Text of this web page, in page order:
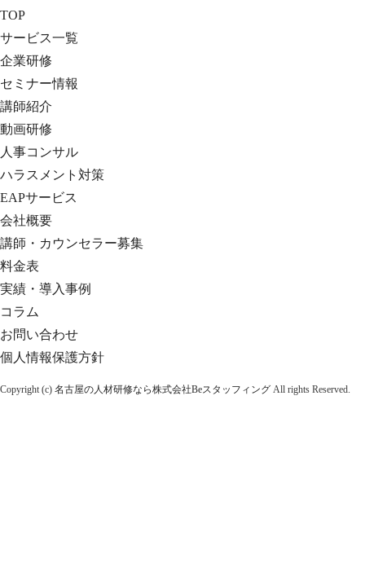
TOP
サービス一覧
企業研修
セミナー情報
講師紹介
動画研修
人事コンサル
ハラスメント対策
EAPサービス
会社概要
講師・カウンセラー募集
料金表
実績・導入事例
コラム
お問い合わせ
個人情報保護方針
Copyright (c) 名古屋の人材研修なら株式会社Beスタッフィング All rights Reserved.